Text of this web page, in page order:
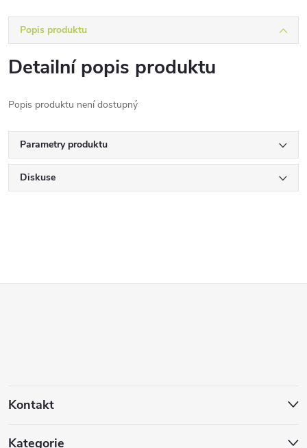
Popis produktu
Detailní popis produktu
Popis produktu není dostupný
Parametry produktu
Diskuse
aKontakt
Kategorie